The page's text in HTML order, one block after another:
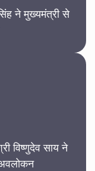
ने मुख्यमंत्री से
विष्णुदेव साय ने